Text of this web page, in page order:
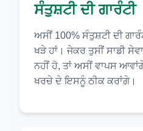
ਸੰਤੁਸ਼ਟੀ ਦੀ ਗਾਰੰਟੀ
ਅਸੀਂ 100% ਸੰਤੁਸ਼ਟੀ ਦੀ
ਖੜੇ ਹਾਂ। ਜੇਕਰ ਤੁਸੀਂ ਸਾਡੀ
ਨਹੀਂ ਹੋ, ਤਾਂ ਅਸੀਂ ਵਾਪਸ
ਖਰਚੇ ਦੇ ਇਸਨੂੰ ਠੀਕ ਕਰਾਂਗੇ।